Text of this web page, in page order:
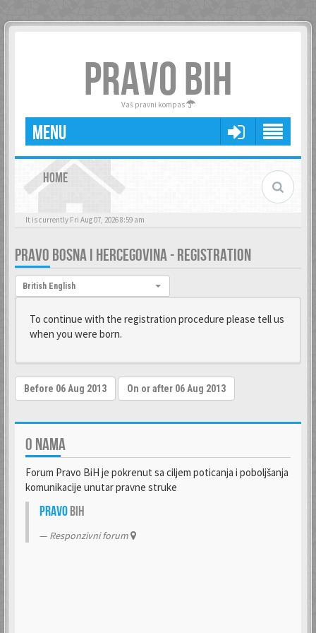
PRAVO BIH
Vaš pravni kompas
MENU
HOME
It is currently Fri Aug 07, 2026 8:59 am
PRAVO BOSNA I HERCEGOVINA - REGISTRATION
Language:
British English
To continue with the registration procedure please tell us
when you were born.
O NAMA
Forum Pravo BiH je pokrenut sa ciljem poticanja i poboljšanja
komunikacije unutar pravne struke
PravoBiH
Responzivni forum